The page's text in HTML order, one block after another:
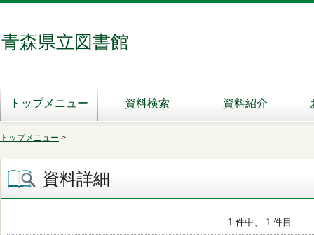
青森県立図書館
トップメニュー 資料検索 資料紹介
トップメニュー >
資料詳細
1 件中、 1 件目